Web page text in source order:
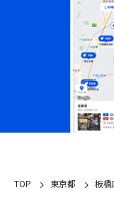
TOP 東京都 板橋